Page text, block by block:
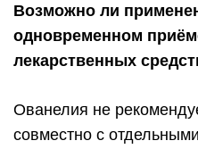
Возможно ли
одновременном
лекарственных
Ованелия не
совместно с